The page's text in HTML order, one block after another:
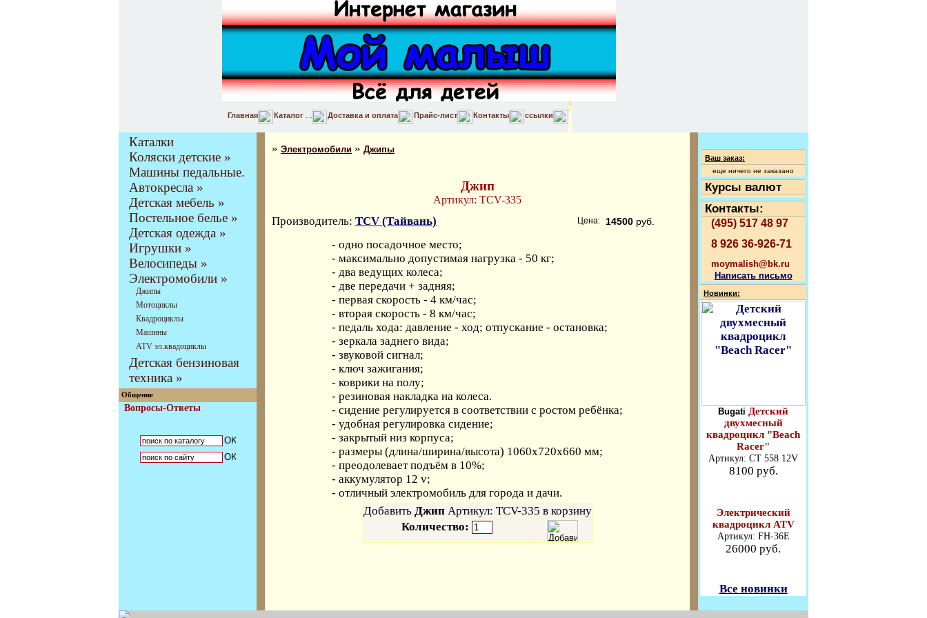
Главная Каталог Доставка и оплата Прайс-лист Контакты ссылки
Каталки
Коляски детские »
Машины педальные.
Автокресла »
Детская мебель »
Постельное белье »
Детская одежда »
Игрушки »
Велосипеды »
Электромобили »
Джипы
Мотоциклы
Квадроциклы
Машины
АТV эл.квадоциклы
Детская бензиновая
техника »
Общение
Вопросы-Ответы
» Электромобили » Джипы
Джип
Артикул: TCV-335
Производитель: TCV (Тайвань) Цена: 14500руб.
- одно посадочное место;
- максимально допустимая нагрузка - 50 кг;
- два ведущих колеса;
- две передачи + задняя;
- первая скорость - 4 км/час;
- вторая скорость - 8 км/час;
- педаль хода: давление - ход; отпускание - остановка;
- зеркала заднего вида;
- звуковой сигнал;
- ключ зажигания;
- коврики на полу;
- резиновая накладка на колеса.
- сидение регулируется в соответствии с ростом ребёнка;
- удобная регулировка сидение;
- закрытый низ корпуса;
- размеры (длина/ширина/высота) 1060x720x660 мм;
- преодолевает подъём в 10%;
- аккумулятор 12 v;
- отличный электромобиль для города и дачи.
Добавить ДжипАртикул: TCV-335 в корзину
Количество:
Ваш заказ:
еще ничего не заказано
Курсы валют
Контакты:
(495) 517 48 97
8 926 36-926-71
moymalish@bk.ru
Написать письмо
Новинки:
Bugati Детский
двухмесный
квадроцикл "Beach
Racer"
Артикул: СТ 558 12V
8100 руб.
Электрический
квадроцикл ATV
Артикул: FH-36E
26000 руб.
Все новинки